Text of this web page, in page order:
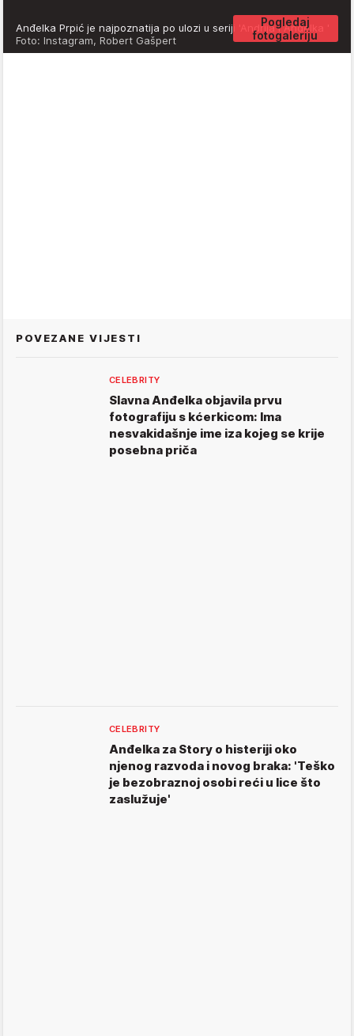
Pogledaj
fotogaleriju
Anđelka Prpić je najpoznatija po ulozi u seriji 'Andrija i Anđelka '
Foto: Instagram, Robert Gašpert
POVEZANE VIJESTI
CELEBRITY
Slavna Anđelka objavila prvu
fotografiju s kćerkicom: Ima
nesvakidašnje ime iza kojeg se krije
posebna priča
CELEBRITY
Anđelka za Story o histeriji oko
njenog razvoda i novog braka: 'Teško
je bezobraznoj osobi reći u lice što
zaslužuje'